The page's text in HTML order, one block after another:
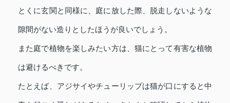
とくに玄関と同様に、庭に放した際、脱走しないような
隙間がない造りとしたほうが良いでしょう。
また庭で植物を楽しみたい方は、猫にとって有害な植物
は避けるべきです。
たとえば、アジサイやチューリップは猫が口にすると中